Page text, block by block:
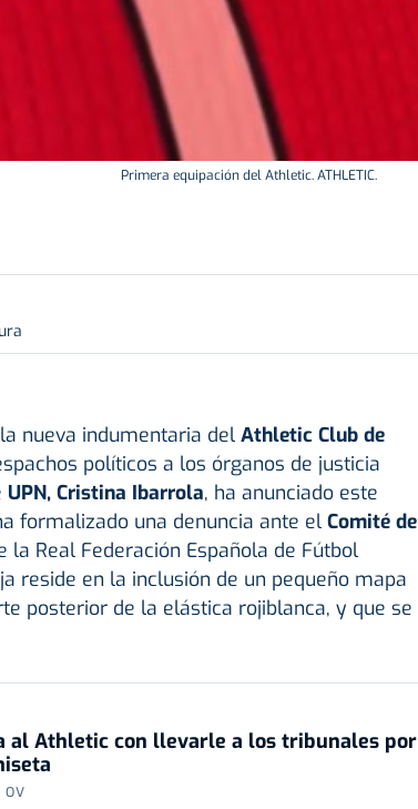
Primera equipación del Athletic. ATHLETIC.
nueva indumentaria del Athletic Club de
políticos a los órganos de justicia
UPN, Cristina Ibarrola, ha anunciado este
formalizado una denuncia ante el Comité de
la Real Federación Española de Fútbol
reside en la inclusión de un pequeño mapa
posterior de la elástica rojiblanca, y que se
al Athletic con llevarle a los tribunales por
OV